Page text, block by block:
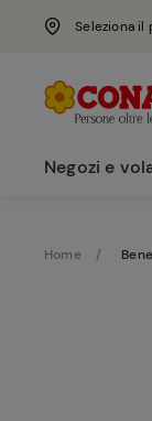
Seleziona
Negozi e
Home